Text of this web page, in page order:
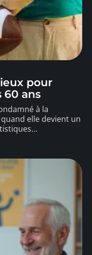
pour
60 ans
à la
elle devient un
…